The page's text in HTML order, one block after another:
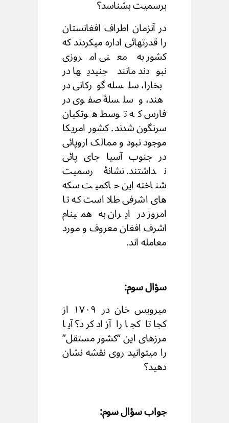
برسمیت بشناسد؟
در آنزمان اطراف افغانستان
را قدرتهائی اداره میکردند که
کشور به معنی امروزی
نبودند مانند جنیدیها در
بخارا، سلسله گورکانی در
هند، و سلسلهٔ صفوی در
فارس که توسط هوتکیان
سرنگون شدند. کشور امریکا
موجود نبود و ممالک اروپائی
در جنوب آسیا جای پائی
نداشتند. نشانهٔ رسمیت
شناخته این حاکمیت سکه
های اشرفی طلا است که تا
امروز در ایران به همینام
اشرف افغان معروف و مورد
معامله اند.
سؤال سوم:
میرویس خان در ۱۷۰۹ از
کجا تا کجا را آزاد کرد؟ آیا
مرزهای این “کشور مستقل”
را میتوانید روی نقشه نشان
دهید؟
جواب سؤال سوم: